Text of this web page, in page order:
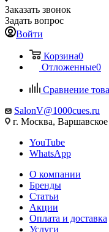
Заказать звонок
Задать вопрос
Войти
Корзина0
Отложенные0
Сравнение
SalonV@1000cues.ru
г. Москва,
YouTube
WhatsApp
О компании
Бренды
Статьи
Акции
Оплата и доставка
Услуги